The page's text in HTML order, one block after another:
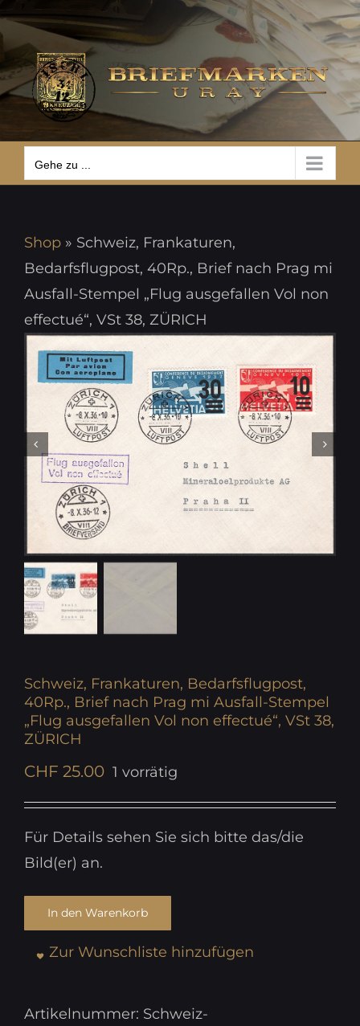
Zum
Inhalt
springen
Gehe zu ...
Gehe zu ...
Shop » Schweiz, Frankaturen,
Bedarfsflugpost, 40Rp., Brief nach Prag mi
Ausfall-Stempel „Flug ausgefallen Vol non
effectué“, VSt 38, ZÜRICH
Schweiz, Frankaturen, Bedarfsflugpost,
40Rp., Brief nach Prag mi Ausfall-Stempel
„Flug ausgefallen Vol non effectué“, VSt 38,
ZÜRICH
CHF 25.00 1 vorrätig
Für Details sehen Sie sich bitte das/die
Bild(er) an.
In den Warenkorb
Zur Wunschliste hinzufügen
Artikelnummer: Schweiz-